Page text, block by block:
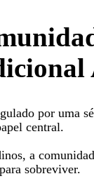
por uma
central.
a
sobreviver.